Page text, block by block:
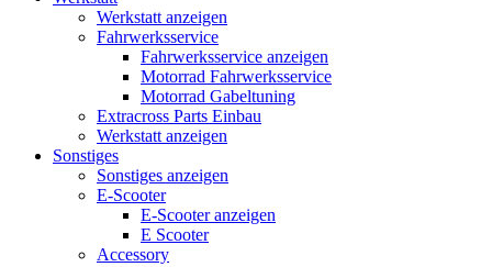
Werkstatt anzeigen
Fahrwerksservice
Fahrwerksservice anzeigen
Motorrad Fahrwerksservice
Motorrad Gabeltuning
Extracross Parts Einbau
Werkstatt anzeigen
Sonstiges
Sonstiges anzeigen
E-Scooter
E-Scooter anzeigen
E Scooter
Accessory